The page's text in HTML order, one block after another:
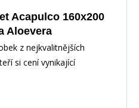
Acapulco 160x200
Aloevera
z nejkvalitnějších
si cení vynikající